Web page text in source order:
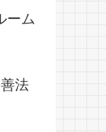
ーム
法